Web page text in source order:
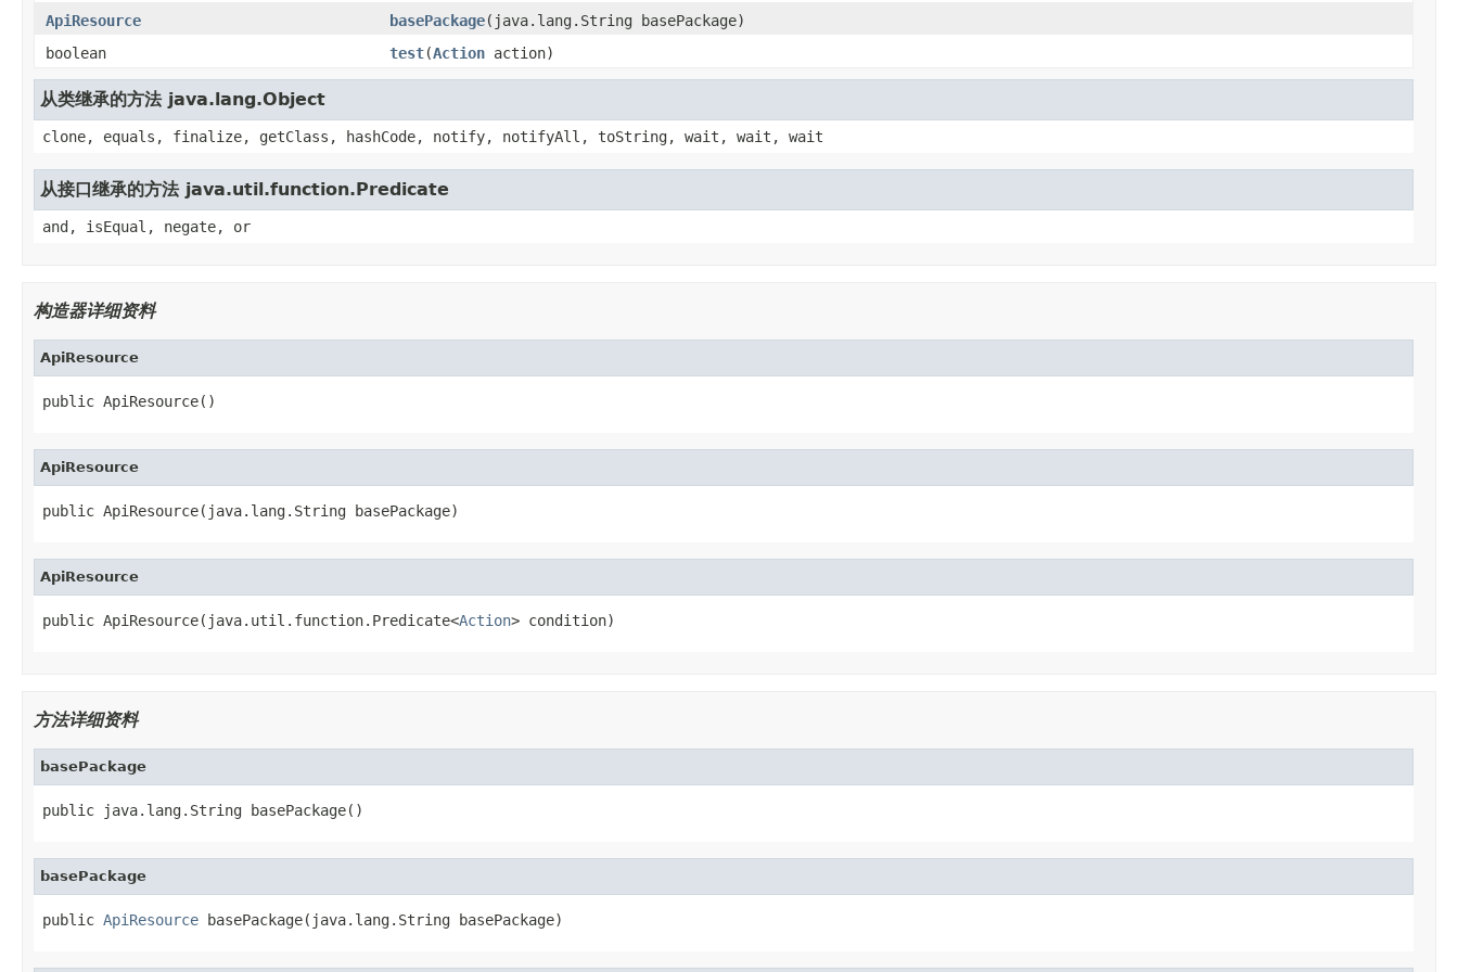
ApiResource
basePackage(java.lang.String basePackage)
boolean
test(Action action)
从类继承的方法 java.lang.Object
clone, equals, finalize, getClass, hashCode, notify, notifyAll, toString, wait, wait, wait
从接口继承的方法 java.util.function.Predicate
and, isEqual, negate, or
构造器详细资料
ApiResource
public ApiResource()
ApiResource
public ApiResource(java.lang.String basePackage)
ApiResource
public ApiResource(java.util.function.Predicate<Action> condition)
方法详细资料
basePackage
public java.lang.String basePackage()
basePackage
public ApiResource basePackage(java.lang.String basePackage)